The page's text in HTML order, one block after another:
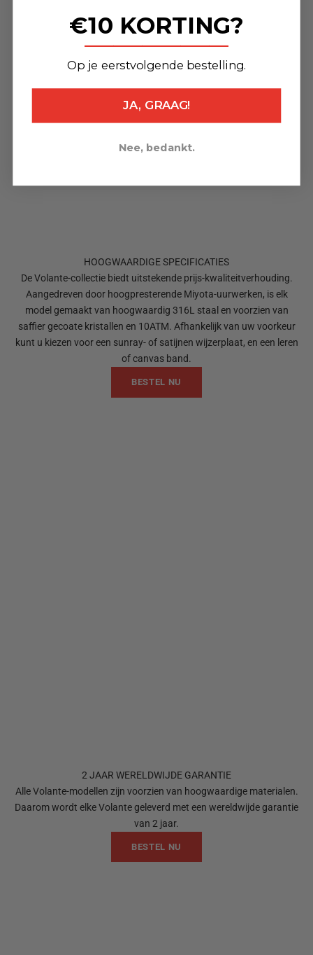
HOOGWAARDIGE SPECIFICATIES
De Volante-collectie biedt uitstekende prijs-kwaliteitverhouding.
Aangedreven door hoogpresterende Miyota-uurwerken, is elk
model gemaakt van hoogwaardig 316L staal en voorzien van
saffier gecoate kristallen en 10ATM. Afhankelijk van uw voorkeur
kunt u kiezen voor een sunray- of satijnen wijzerplaat, en een leren
of canvas band.
BESTEL NU
2 JAAR WERELDWIJDE GARANTIE
Alle Volante-modellen zijn voorzien van hoogwaardige materialen.
Daarom wordt elke Volante geleverd met een wereldwijde garantie
van 2 jaar.
BESTEL NU
€10 KORTING?
_______________
Op je eerstvolgende bestelling.
JA, GRAAG!
Nee, bedankt.